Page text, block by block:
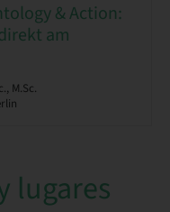
& Action:
am
M.Sc.
lugares